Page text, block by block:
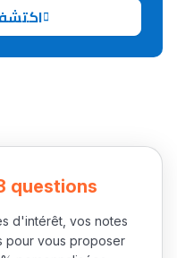
باش تقدر تساعد
يلقاو التوازن من
questions
d'intérêt, vos notes
pour vous proposer